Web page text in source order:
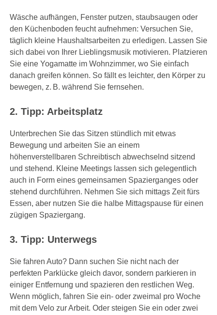
Wäsche aufhängen, Fenster putzen, staubsaugen oder
den Küchenboden feucht aufnehmen: Versuchen Sie,
täglich kleine Haushaltsarbeiten zu erledigen. Lassen Sie
sich dabei von Ihrer Lieblingsmusik motivieren. Platzieren
Sie eine Yogamatte im Wohnzimmer, wo Sie einfach
danach greifen können. So fällt es leichter, den Körper zu
bewegen, z. B. während Sie fernsehen.
2. Tipp: Arbeitsplatz
Unterbrechen Sie das Sitzen stündlich mit etwas
Bewegung und arbeiten Sie an einem
höhenverstellbaren Schreibtisch abwechselnd sitzend
und stehend. Kleine Meetings lassen sich gelegentlich
auch in Form eines gemeinsamen Spazierganges oder
stehend durchführen. Nehmen Sie sich mittags Zeit fürs
Essen, aber nutzen Sie die halbe Mittagspause für einen
zügigen Spaziergang.
3. Tipp: Unterwegs
Sie fahren Auto? Dann suchen Sie nicht nach der
perfekten Parklücke gleich davor, sondern parkieren in
einiger Entfernung und spazieren den restlichen Weg.
Wenn möglich, fahren Sie ein- oder zweimal pro Woche
mit dem Velo zur Arbeit. Oder steigen Sie ein oder zwei